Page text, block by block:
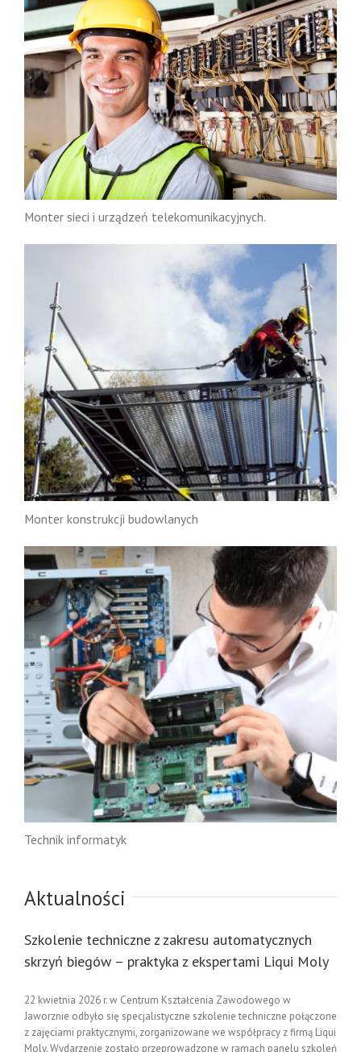
Monter sieci i urządzeń telekomunikacyjnych.
Monter konstrukcji budowlanych
Technik informatyk
Aktualności
Szkolenie techniczne z zakresu automatycznych
skrzyń biegów – praktyka z ekspertami Liqui Moly
22 kwietnia 2026 r. w Centrum Kształcenia Zawodowego w
Jaworznie odbyło się specjalistyczne szkolenie techniczne połączone
z zajęciami praktycznymi, zorganizowane we współpracy z firmą Liqui
Moly. Wydarzenie zostało przeprowadzone w ramach panelu szkoleń